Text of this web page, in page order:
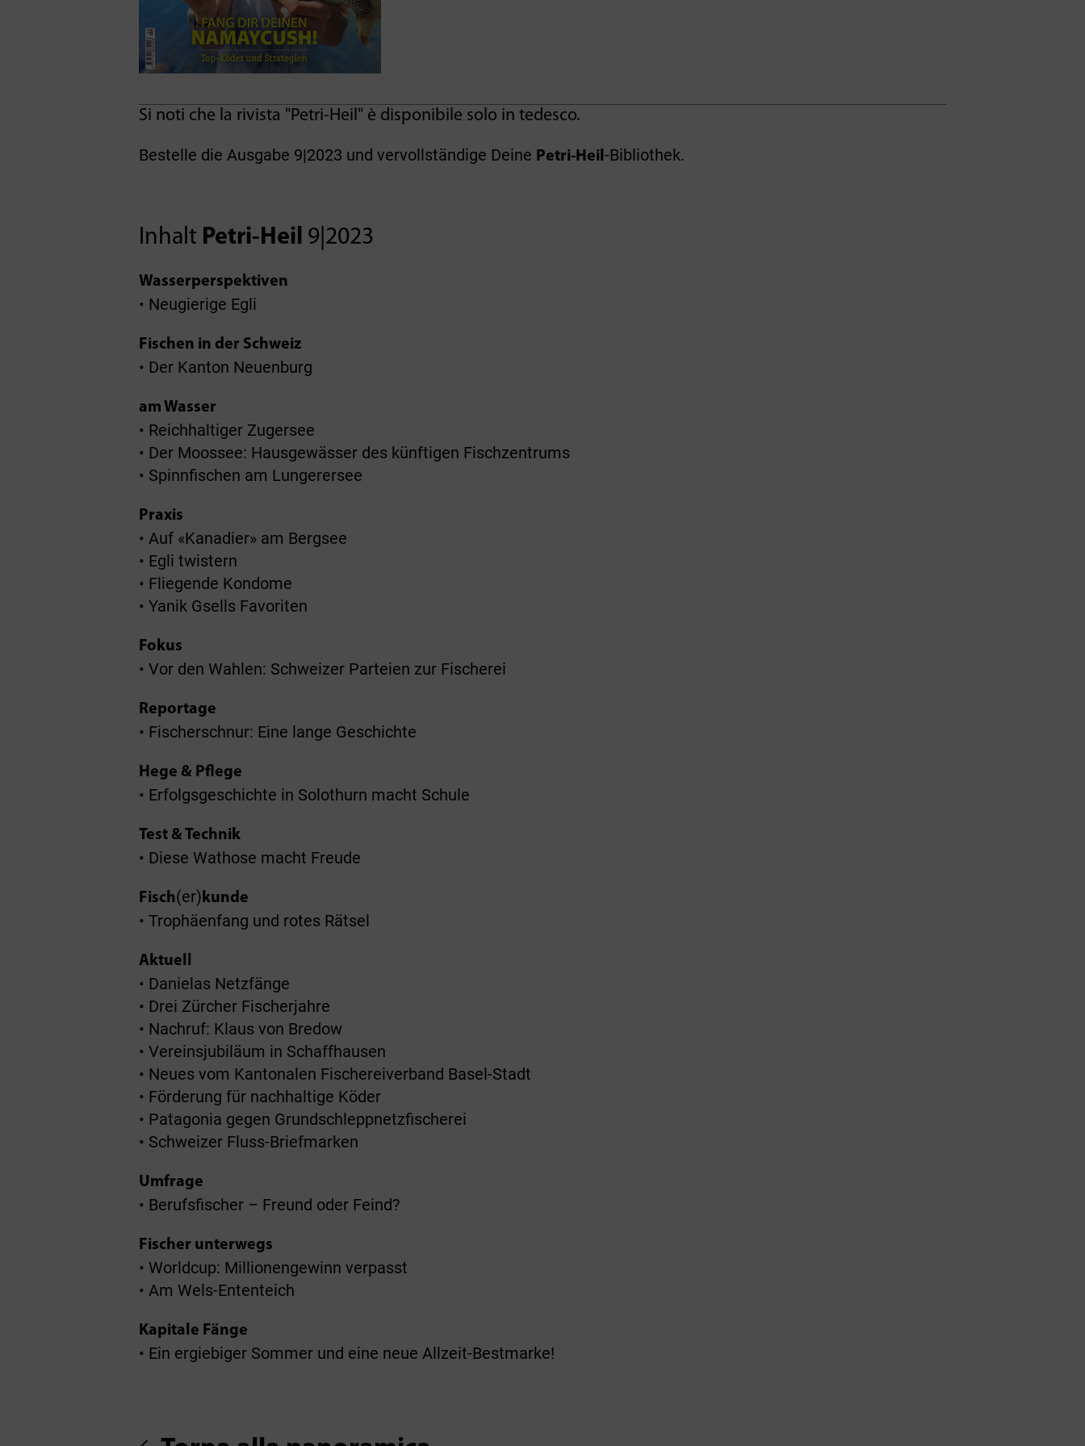
Si noti che la rivista "Petri-Heil" è disponibile solo in tedesco.
Bestelle die Ausgabe 9|2023 und vervollständige Deine Petri-Heil-Bibliothek.
Inhalt Petri-Heil 9|2023
Wasserperspektiven
• Neugierige Egli
Fischen in der Schweiz
• Der Kanton Neuenburg
am Wasser
• Reichhaltiger Zugersee
• Der Moossee: Hausgewässer des künftigen Fischzentrums
• Spinnfischen am Lungerersee
Praxis
• Auf «Kanadier» am Bergsee
• Egli twistern
• Fliegende Kondome
• Yanik Gsells Favoriten
Fokus
• Vor den Wahlen: Schweizer Parteien zur Fischerei
Reportage
• Fischerschnur: Eine lange Geschichte
Hege & Pflege
• Erfolgsgeschichte in Solothurn macht Schule
Test & Technik
• Diese Wathose macht Freude
Fisch(er)kunde
• Trophäenfang und rotes Rätsel
Aktuell
• Danielas Netzfänge
• Drei Zürcher Fischerjahre
• Nachruf: Klaus von Bredow
• Vereinsjubiläum in Schaffhausen
• Neues vom Kantonalen Fischereiverband Basel-Stadt
• Förderung für nachhaltige Köder
• Patagonia gegen Grundschleppnetzfischerei
• Schweizer Fluss-Briefmarken
Umfrage
• Berufsfischer – Freund oder Feind?
Fischer unterwegs
• Worldcup: Millionengewinn verpasst
• Am Wels-Ententeich
Kapitale Fänge
• Ein ergiebiger Sommer und eine neue Allzeit-Bestmarke!